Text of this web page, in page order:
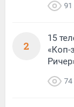
91
2
15
«Коп-
74